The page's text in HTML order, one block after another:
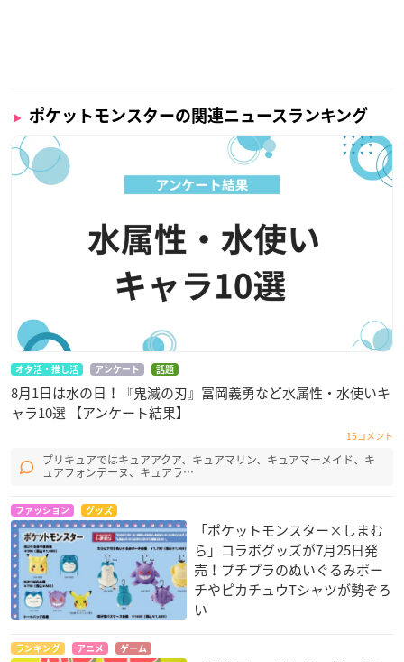
ポケットモンスターの関連ニュースランキング
オタ活・推し活 アンケート 話題
8月1日は水の日！『鬼滅の刃』冨岡義勇など水属性・水使いキ
ャラ10選 【アンケート結果】
15コメント
プリキュアではキュアアクア、キュアマリン、キュアマーメイド、キ
ュアフォンテーヌ、キュアラ…
ファッション グッズ
「ポケットモンスター×しまむ
ら」コラボグッズが7月25日発
売！プチプラのぬいぐるみポー
チやピカチュウTシャツが勢ぞろ
い
ランキング アニメ ゲーム